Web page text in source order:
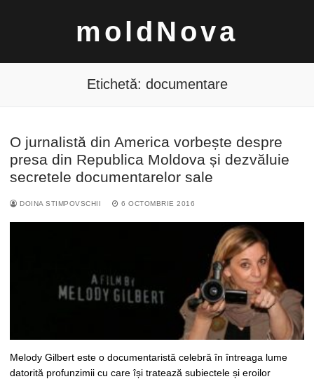
moldNova
Caută
Etichetă: documentare
O jurnalistă din America vorbește despre
presa din Republica Moldova și dezvăluie
secretele documentarelor sale
DOINA STIMPOVSCHII 6 OCTOMBRIE 2016
Melody Gilbert este o documentaristă celebră în întreaga lume
datorită profunzimii cu care își tratează subiectele și eroilor